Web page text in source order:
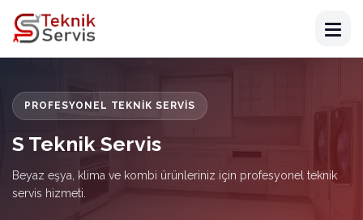
PROFESYONEL TEKNIK SERVIS
S Teknik Servis
Beyaz eşya, klima ve kombi ürünleriniz için profesyonel teknik
servis hizmeti.